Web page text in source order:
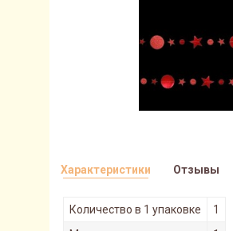
Характеристики
Количество в 1 упаковке
1
Отзывы